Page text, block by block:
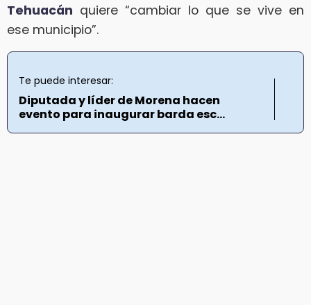
Tehuacán quiere “cambiar lo que se vive en
ese municipio”.
Te puede interesar:
Diputada y líder de Morena hacen
evento para inaugurar barda esc...